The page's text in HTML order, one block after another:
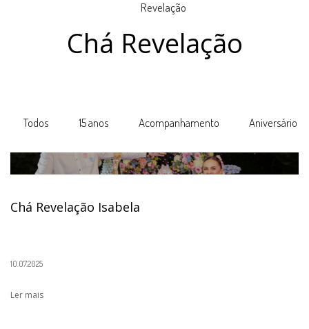
Chá Revelação
Todos 15 anos Acompanhamento Aniversário
Chá Revelação Isabela
10.07.2025
Ler mais